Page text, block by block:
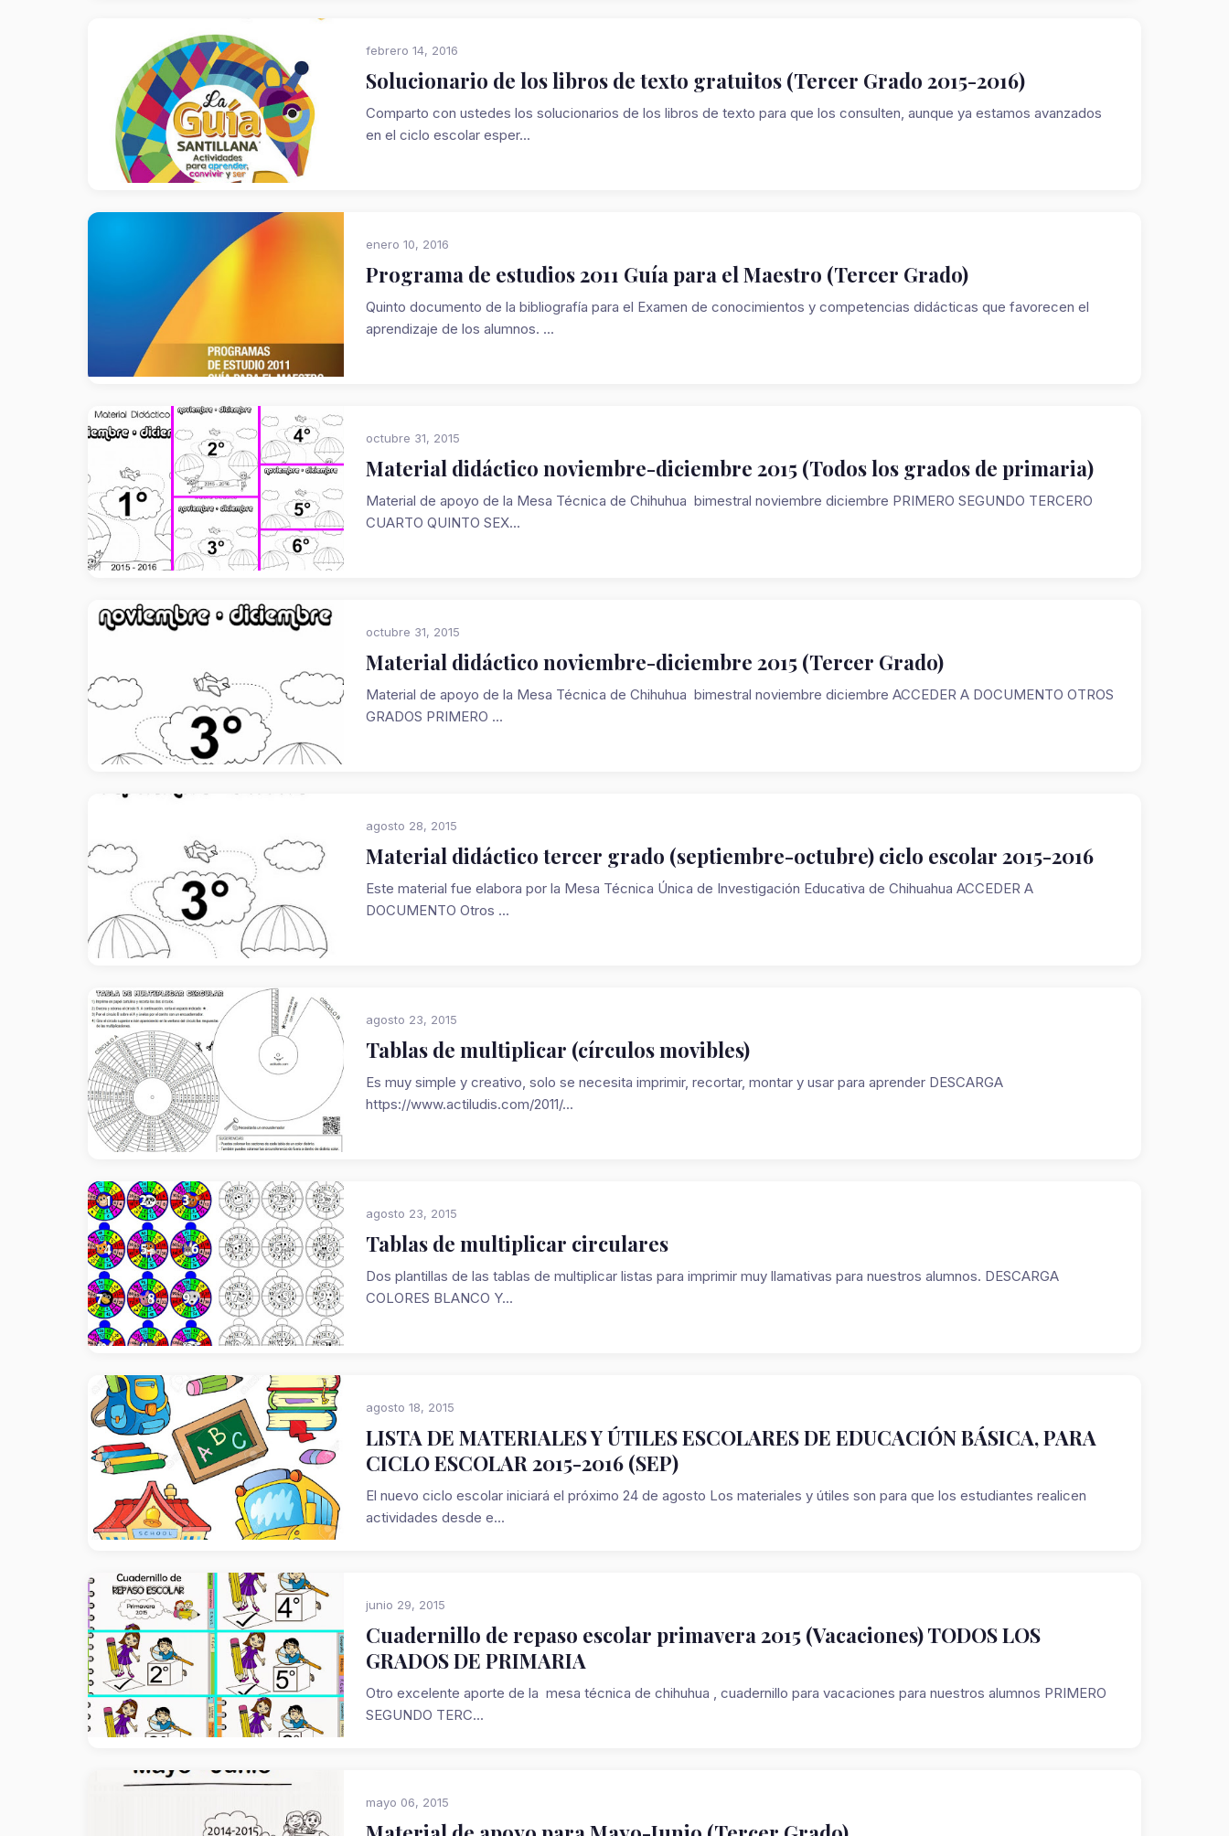
febrero 14, 2016
Solucionario de los libros de texto gratuitos (Tercer Grado 2015-2016)
Comparto con ustedes los solucionarios de los libros de texto para que los consulten, aunque ya estamos avanzados
en el ciclo escolar esper...
enero 10, 2016
Programa de estudios 2011 Guía para el Maestro (Tercer Grado)
Quinto documento de la bibliografía para el Examen de conocimientos y competencias didácticas que favorecen el
aprendizaje de los alumnos. ...
octubre 31, 2015
Material didáctico noviembre-diciembre 2015 (Todos los grados de primaria)
Material de apoyo de la Mesa Técnica de Chihuhua bimestral noviembre diciembre PRIMERO SEGUNDO TERCERO
CUARTO QUINTO SEX...
octubre 31, 2015
Material didáctico noviembre-diciembre 2015 (Tercer Grado)
Material de apoyo de la Mesa Técnica de Chihuhua bimestral noviembre diciembre ACCEDER A DOCUMENTO OTROS
GRADOS PRIMERO ...
agosto 28, 2015
Material didáctico tercer grado (septiembre-octubre) ciclo escolar 2015-2016
Este material fue elabora por la Mesa Técnica Única de Investigación Educativa de Chihuahua ACCEDER A
DOCUMENTO Otros ...
agosto 23, 2015
Tablas de multiplicar (círculos movibles)
Es muy simple y creativo, solo se necesita imprimir, recortar, montar y usar para aprender DESCARGA
https://www.actiludis.com/2011/...
agosto 23, 2015
Tablas de multiplicar circulares
Dos plantillas de las tablas de multiplicar listas para imprimir muy llamativas para nuestros alumnos. DESCARGA
COLORES BLANCO Y...
agosto 18, 2015
LISTA DE MATERIALES Y ÚTILES ESCOLARES DE EDUCACIÓN BÁSICA, PARA
CICLO ESCOLAR 2015-2016 (SEP)
El nuevo ciclo escolar iniciará el próximo 24 de agosto Los materiales y útiles son para que los estudiantes realicen
actividades desde e...
junio 29, 2015
Cuadernillo de repaso escolar primavera 2015 (Vacaciones) TODOS LOS
GRADOS DE PRIMARIA
Otro excelente aporte de la mesa técnica de chihuhua , cuadernillo para vacaciones para nuestros alumnos PRIMERO
SEGUNDO TERC...
mayo 06, 2015